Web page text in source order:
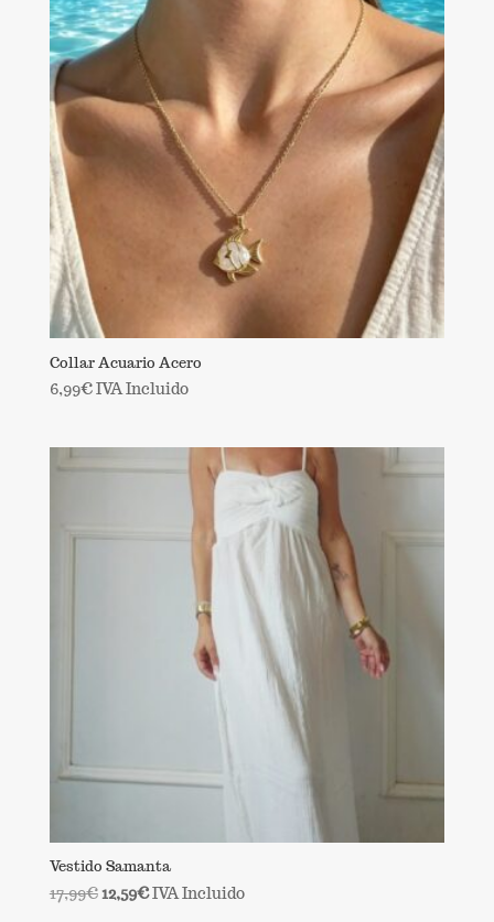
Collar Acuario Acero
6,99€IVA Incluido
Vestido Samanta
17,99€El
12,59€El
IVA Incluido